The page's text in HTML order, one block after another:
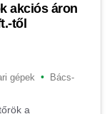
akciós áron
től
gépek • Bács-
a